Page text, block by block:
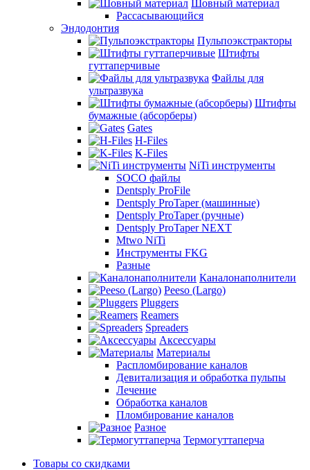
Шовный материал
Рассасывающийся
Эндодонтия
Пульпоэкстракторы
Штифты
гуттаперчивые
Файлы для
ультразвука
Штифты
бумажные (абсорберы)
Gates
H-Files
K-Files
NiTi инструменты
SOCO файлы
Dentsply ProFile
Dentsply ProTaper (машинные)
Dentsply ProTaper (ручные)
Dentsply ProTaper NEXT
Mtwo NiTi
Инструменты FKG
Разные
Каналонаполнители
Peeso (Largo)
Pluggers
Reamers
Spreaders
Аксессуары
Материалы
Распломбирование каналов
Девитализация и обработка пульпы
Лечение
Обработка каналов
Пломбирование каналов
Разное
Термогуттаперча
Товары со скидками